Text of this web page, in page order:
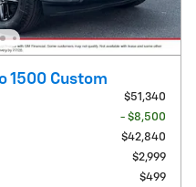
1500 Custom
$51,340
- $8,500
$42,840
$2,999
$499